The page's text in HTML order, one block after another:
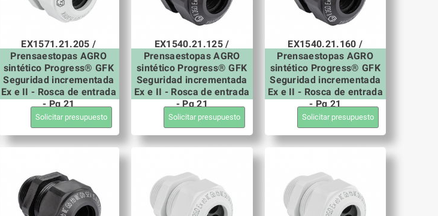
EX1571.21.205 /
Prensaestopas AGRO
sintético Progress® GFK
Seguridad incrementada
Ex e II - Rosca de entrada
- Pg 21
Solicitar presupuesto
EX1540.21.125 /
Prensaestopas AGRO
sintético Progress® GFK
Seguridad incrementada
Ex e II - Rosca de entrada
- Pg 21
Solicitar presupuesto
EX1540.21.160 /
Prensaestopas AGRO
sintético Progress® GFK
Seguridad incrementada
Ex e II - Rosca de entrada
- Pg 21
Solicitar presupuesto